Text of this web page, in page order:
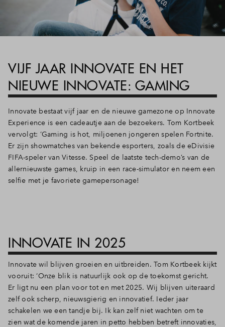
VIJF JAAR INNOVATE EN HET
NIEUWE INNOVATE: GAMING
Innovate bestaat vijf jaar en de nieuwe gamezone op Innovate
Experience is een cadeautje aan de bezoekers. Tom Kortbeek
vervolgt: ‘Gaming is hot, miljoenen jongeren spelen Fortnite.
Er zijn showmatches van bekende esporters, zoals de eDivisie
FIFA-speler van Vitesse. Speel de laatste tech-demo’s van de
allernieuwste games, kruip in een race-simulator en neem een
selfie met je favoriete gamepersonage!
INNOVATE IN 2025
Innovate wil blijven groeien en uitbreiden. Tom Kortbeek kijkt
vooruit: ‘Onze blik is natuurlijk ook op de toekomst gericht.
Er ligt nu een plan voor tot en met 2025. Wij blijven uiteraard
zelf ook scherp, nieuwsgierig en innovatief. Ieder jaar
schakelen we een tandje bij. Ik kan zelf niet wachten om te
zien wat de komende jaren in petto hebben betreft innovaties,